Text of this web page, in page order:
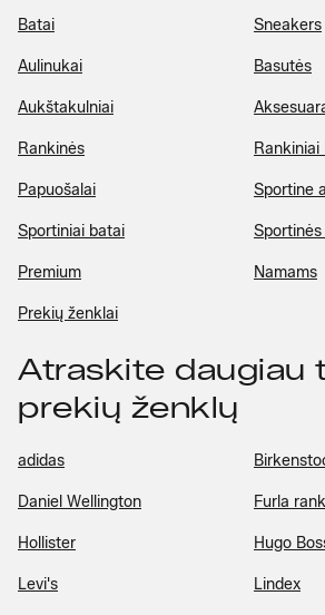
Batai Sneakers
Aulinukai Basutės
Aukštakulniai
Rankinės
Papuošalai Sportine
Sportiniai batai
Premium Namams
Prekių ženklai
Atraskite daugiau
prekių ženklų
adidas
Daniel Wellington Furla
Hollister Hugo
Levi's Lindex